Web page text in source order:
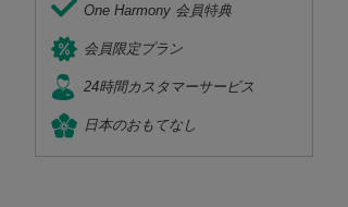
One Harmony 会員特典
会員限定プラン
24時間カスタマーサービス
日本のおもてなし